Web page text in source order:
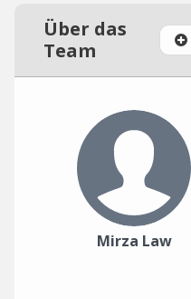
Über das
Team
Mirza Law